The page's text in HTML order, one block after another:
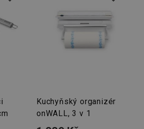
Kuchyňský organizér
onWALL, 3 v 1